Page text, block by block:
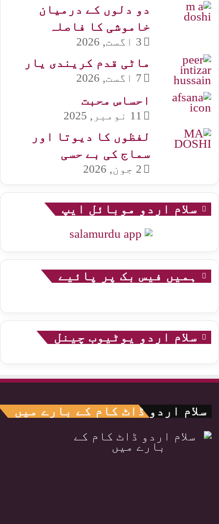
دو دلوں کے درمیان
خاموشی کا فاصلہ
3 اگست, 2026
ماٹی قدم کریندی یار
7 اگست, 2026
احساس محبت
11 نومبر, 2025
لفظوں کا دیوتا اور
سماج کی بے حسی
2 جون, 2026
سلام اردو موبائل ایپ
ہمیں فیس بک پر پائیے
سلام اردو یوٹیوب چینل
سلام اردو ڈاٹ کام کے بارے میں